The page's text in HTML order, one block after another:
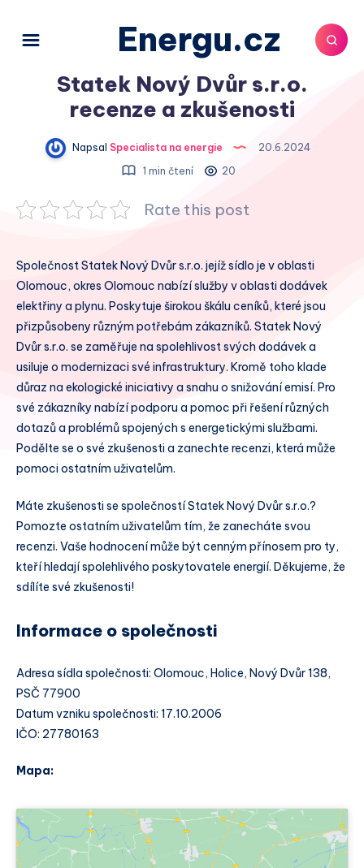
Energu.cz
Statek Nový Dvůr s.r.o.
recenze a zkušenosti
Napsal Specialista na energie
20.6.2024
1 min čtení
20
Rate this post
Společnost Statek Nový Dvůr s.r.o. jejíž sídlo je v oblasti
Olomouc, okres Olomouc nabízí služby v oblasti dodávek
elektřiny a plynu. Poskytuje širokou škálu ceníků, které jsou
přizpůsobeny různým potřebám zákazníků. Statek Nový
Dvůr s.r.o. se zaměřuje na spolehlivost svých dodávek a
usiluje o modernizaci své infrastruktury. Kromě toho klade
důraz na ekologické iniciativy a snahu o snižování emisí. Pro
své zákazníky nabízí podporu a pomoc při řešení různých
dotazů a problémů spojených s energetickými službami.
Podělte se o své zkušenosti a zanechte recenzi, která může
pomoci ostatním uživatelům.
Máte zkušenosti se společností Statek Nový Dvůr s.r.o.?
Pomozte ostatním uživatelům tím, že zanecháte svou
recenzi. Vaše hodnocení může být cenným přínosem pro ty,
kteří hledají spolehlivého poskytovatele energií. Děkujeme, že
sdílíte své zkušenosti!
Informace o společnosti
Adresa sídla společnosti: Olomouc, Holice, Nový Dvůr 138,
PSČ 77900
Datum vzniku společnosti: 17.10.2006
IČO: 27780163
Mapa: